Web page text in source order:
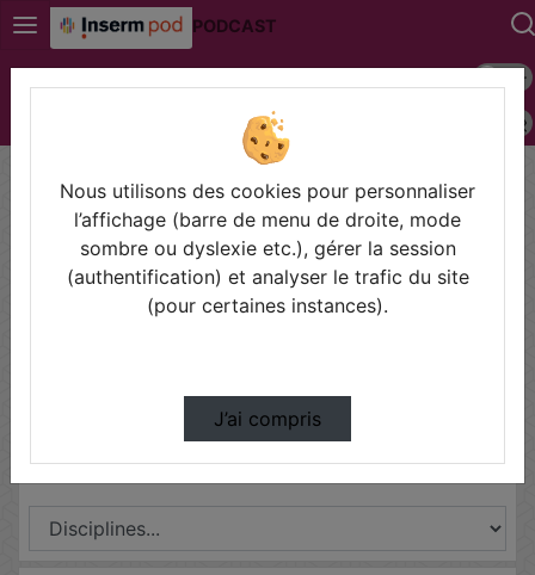
PODCAST
Mode
Police
Contactez nous
Champs obligatoires
Les champs marqués avec un astérisque sont
obligatoires.
Disciplines
Nous utilisons des cookies pour personnaliser
l’affichage (barre de menu de droite, mode
sombre ou dyslexie etc.), gérer la session
(authentification) et analyser le trafic du site
(pour certaines instances).
J’ai compris